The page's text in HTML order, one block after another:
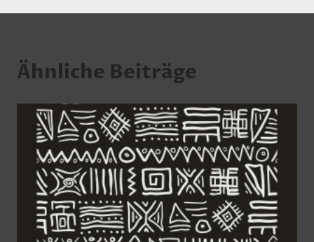
Ähnliche Beiträge